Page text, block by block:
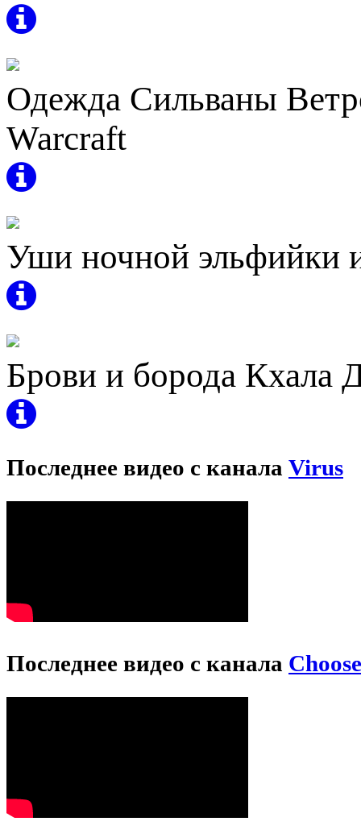
Одежда Сильваны
Warcraft
Уши ночной эльфийки
Брови и борода Кхала
Последнее видео с канала Virus
Последнее видео с канала